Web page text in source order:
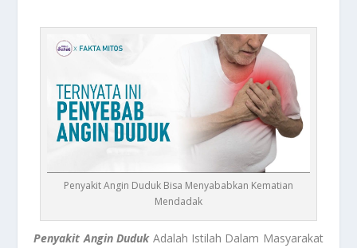
Penyakit Angin Duduk Bisa Menyababkan Kematian
Mendadak
Penyakit Angin DudukAdalah Istilah Dalam Masyarakat